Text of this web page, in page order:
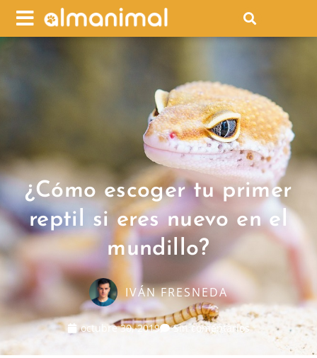
¿Cómo escoger tu primer
reptil si eres nuevo en el
mundillo?
IVÁN FRESNEDA
octubre 30, 2019 Sin comentarios